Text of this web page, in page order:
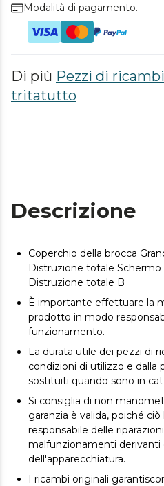
Modalità di pagamento.
Di più Pezzi di
tritatutto
Descrizione
Coperchio della brocca
Distruzione totale
Distruzione totale B
È importante effettuare la
prodotto in modo
funzionamento.
La durata utile dei pezzi di
condizioni di utilizzo e dalla
sostituiti quando sono in
Si consiglia di non
garanzia è valida, poiché
responsabile delle
malfunzionamenti derivanti
dell'apparecchiatura.
I ricambi originali